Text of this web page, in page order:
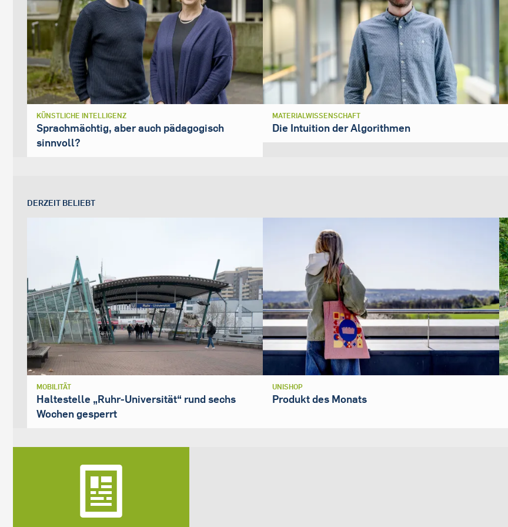
KÜNSTLICHE INTELLIGENZ
Sprachmächtig, aber auch pädagogisch
sinnvoll?
MATERIALWISSENSCHAFT
Die Intuition der Algorithmen
DERZEIT BELIEBT
MOBILITÄT
Haltestelle „Ruhr-Universität“ rund sechs
Wochen gesperrt
UNISHOP
Produkt des Monats